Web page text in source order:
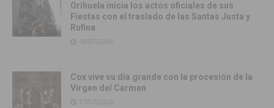
Orihuela inicia los actos oficiales de sus
Fiestas con el traslado de las Santas Justa y
Rufina
18/07/2026
Cox vive su día grande con la procesión de la
Virgen del Carmen
17/07/2026